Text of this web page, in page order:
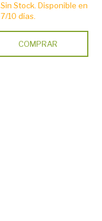
Sin Stock. Disponible en
7/10 días.
COMPRAR